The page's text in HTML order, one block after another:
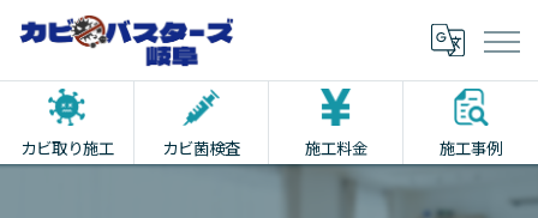
カビ取り施工 カビ菌検査 施工料金 施工事例